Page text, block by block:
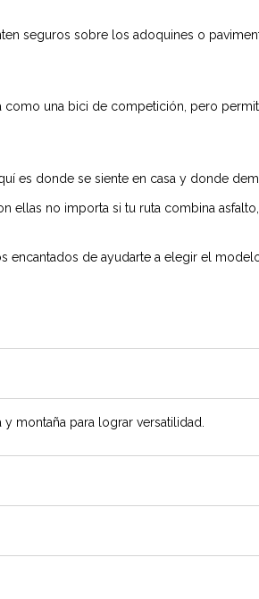
seguros sobre los adoquines o
como una bici de competición, pero
es donde se siente en casa y donde
no importa si tu ruta combina
de ayudarte a elegir el
montaña para lograr versatilidad.